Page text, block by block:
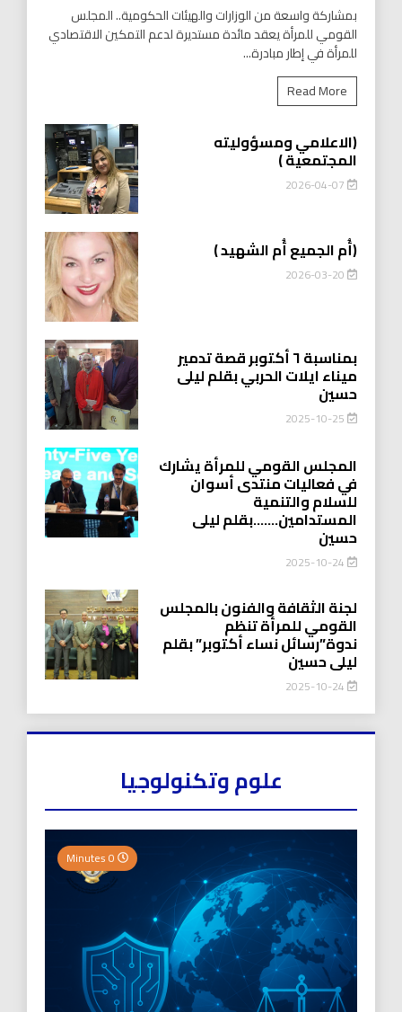
بمشاركة واسعة من الوزارات والهيئات الحكومية.. المجلس
القومي للمرأة يعقد مائدة مستديرة لدعم التمكين الاقتصادي
للمرأة في إطار مبادرة...
Read More
(الاعلامي ومسؤوليته
المجتمعية )
2026-04-07
(أُم الجميع أُم الشهيد )
2026-03-20
بمناسبة ٦ أكتوبر قصة تدمير
ميناء ايلات الحربي بقلم ليلى
حسين
2025-10-25
المجلس القومي للمرأة يشارك
في فعاليات منتدى أسوان
للسلام والتنمية
المستدامين…….بقلم ليلى
حسين
2025-10-24
لجنة الثقافة والفنون بالمجلس
القومي للمرأة تنظم
ندوة”رسائل نساء أكتوبر” بقلم
ليلى حسين
2025-10-24
علوم وتكنولوجيا